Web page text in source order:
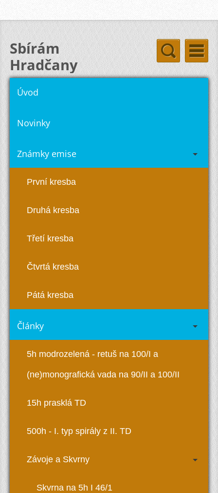
Sbírám
Hradčany
hradcany-stamps.com
Úvod
Novinky
Známky emise
První kresba
Druhá kresba
Třetí kresba
Čtvrtá kresba
Pátá kresba
Články
5h modrozelená - retuš na 100/I a
(ne)monografická vada na 90/II a 100/II
15h prasklá TD
500h - I. typ spirály z II. TD
Závoje a Skvrny
Skvrna na 5h I 46/1